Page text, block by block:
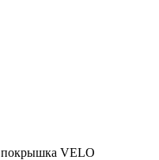
покрышка VELO